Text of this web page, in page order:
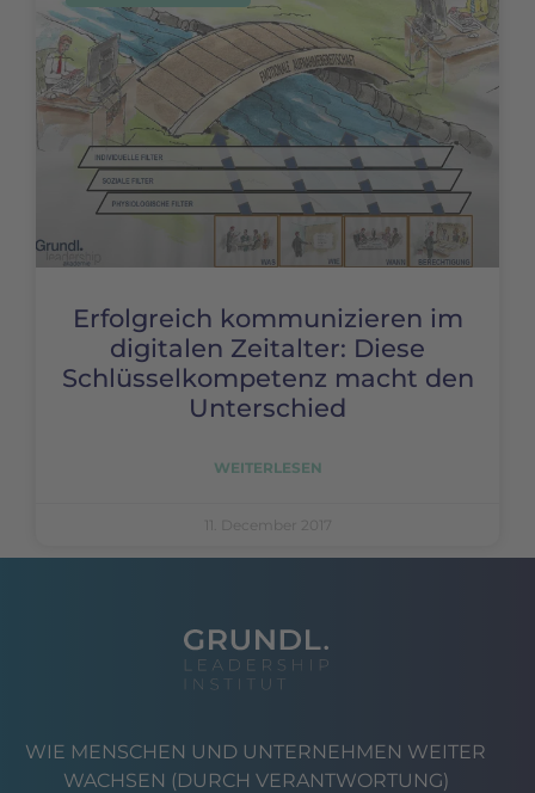
Erfolgreich kommunizieren im
digitalen Zeitalter: Diese
Schlüsselkompetenz macht den
Unterschied
WEITERLESEN
11. December 2017
WIE MENSCHEN UND UNTERNEHMEN WEITER
WACHSEN (DURCH VERANTWORTUNG)